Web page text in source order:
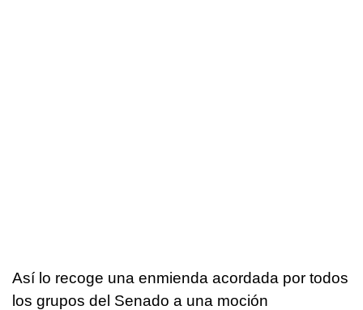
Así lo recoge una enmienda acordada por todos
los grupos del Senado a una moción